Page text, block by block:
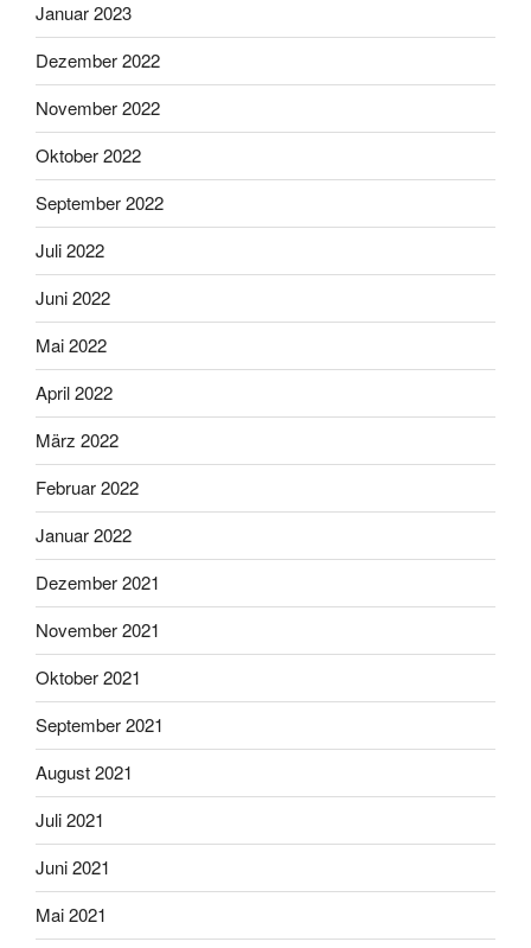
Januar 2023
Dezember 2022
November 2022
Oktober 2022
September 2022
Juli 2022
Juni 2022
Mai 2022
April 2022
März 2022
Februar 2022
Januar 2022
Dezember 2021
November 2021
Oktober 2021
September 2021
August 2021
Juli 2021
Juni 2021
Mai 2021